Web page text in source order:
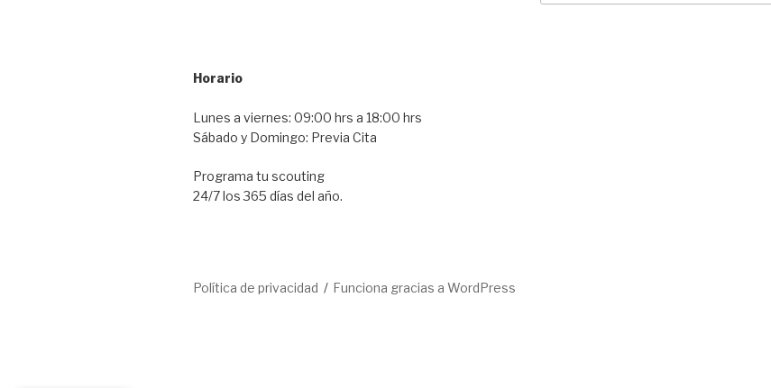
Horario
Lunes a viernes: 09:00 hrs a 18:00 hrs
Sábado y Domingo: Previa Cita
Programa tu scouting
24/7 los 365 días del año.
Política de privacidad Funciona gracias a WordPress